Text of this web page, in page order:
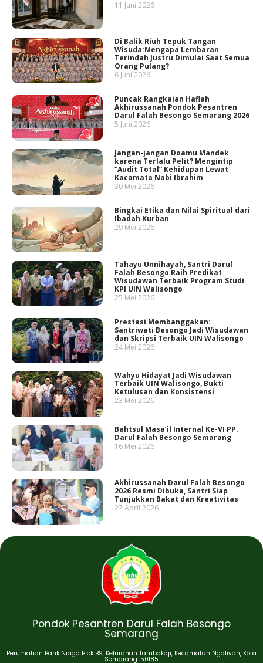
11 Juni 2026
Di Balik Riuh Tepuk Tangan
Wisuda:Mengapa Lembaran
Terindah Justru Dimulai Saat Semua
Orang Pulang?
6 Juni 2026
Puncak Rangkaian Haflah
Akhirussanah Pondok Pesantren
Darul Falah Besongo Semarang 2026
5 Juni 2026
Jangan-jangan Doamu Mandek
karena Terlalu Pelit? Mengintip
“Audit Total” Kehidupan Lewat
Kacamata Nabi Ibrahim
30 Mei 2026
Bingkai Etika dan Nilai Spiritual dari
Ibadah Kurban
29 Mei 2026
Tahayu Unnihayah, Santri Darul
Falah Besongo Raih Predikat
Wisudawan Terbaik Program Studi
KPI UIN Walisongo
25 Mei 2026
Prestasi Membanggakan:
Santriwati Besongo Jadi Wisudawan
dan Skripsi Terbaik UIN Walisongo
24 Mei 2026
Wahyu Hidayat Jadi Wisudawan
Terbaik UIN Walisongo, Bukti
Ketulusan dan Konsistensi
23 Mei 2026
Bahtsul Masa’il Internal Ke-VI PP.
Darul Falah Besongo Semarang
16 Mei 2026
Akhirussanah Darul Falah Besongo
2026 Resmi Dibuka, Santri Siap
Tunjukkan Bakat dan Kreativitas
27 April 2026
Pondok Pesantren Darul Falah Besongo
Semarang
Perumahan Bank Niaga Blok B9, Kelurahan Tambakaji, Kecamatan Ngaliyan, Kota
Semarang. 50185